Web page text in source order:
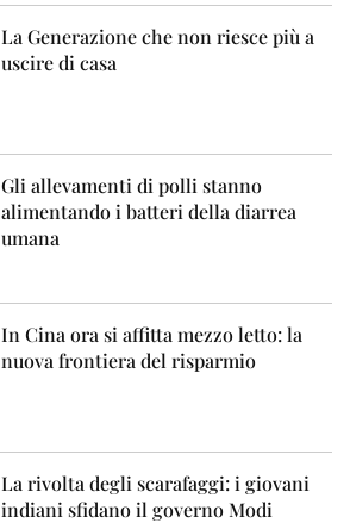
La Generazione che non riesce più a
uscire di casa
Gli allevamenti di polli stanno
alimentando i batteri della diarrea
umana
In Cina ora si affitta mezzo letto: la
nuova frontiera del risparmio
La rivolta degli scarafaggi: i giovani
indiani sfidano il governo Modi